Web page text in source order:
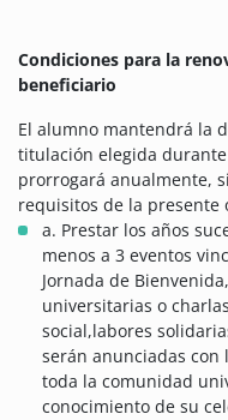
Condiciones para la
beneficiario
El alumno mantendrá la
titulación elegida
prorrogará anualmente,
requisitos de la presente
a. Prestar los años
menos a 3 eventos
Jornada de
universitarias o
social,labores
serán anunciadas
toda la comunidad
conocimiento de su